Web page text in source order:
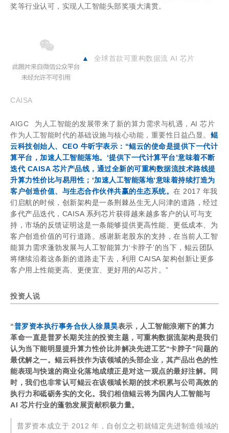
奖等行业认可，实现人工智能头部奖项大满贯。
▲ 全球首款可重构数据流 AI 芯片
CAISA
AIGC
为人工智能的发展带来了新的算力需求与机遇，AI 芯片
作为人工智能时代的基础设施与核心动能，重要性日益凸显。 鲲
云科技创始人、CEO 牛昕宇表示 ：“鲲云的使命是提供下一代计
算平台，加速人工智能落地。‘提供下一代计算平台’意味着不断
迭代 CAISA 芯片产品线，通过全新的可重构数据流技术路线提
升算力性价比与易用性；‘加速人工智能落地‘意味着持续打造为
客户创造价值、与生态合作伙伴共赢的生态系统。 在 2017 年我
们启航的时候，创新架构是一条荆棘丛生无人问津的道路，经过
多代产品迭代，CAISA 系列芯片获得越来越多客户的认可与支
持，市场的反馈证明这是一条能够提供更高性能、更低成本、为
客户创造价值的可行道路。感谢新老股东的支持，在当前人工智
能算力需求蓬勃发展与人工智能算力‘卡脖子’的当下，鲲云团队
将继续沿着这条新的道路走下去，利用 CAISA 架构创新让更多
客户用上性能更高、更便宜、更好用的AI芯片。”
投资人说
“普罗资本执行事务合伙人徐晨昊表示，人工智能浪潮下的算力
革命一直是普罗长期关注的投资主题，可重构数据流架构是我们
认为当下能明显提升算力性价比并解决先进工艺“卡脖子”问题的
最优解之一。鲲云科技作为该领域的头部企业，其产品出色的性
能表现与快速的商业化落地成绩正是对这一观点的最好注解。同
时，我们也非常认可鲲云在该领域长期的技术积累与公司高效的
执行力和砥砺务实的文化。我们相信鲲云将为国内人工智能与
AI 芯片行业的蓬勃发展贡献积极力量。
普罗资本成立于 2012 年，自创立之初就锚定先进制造领域的